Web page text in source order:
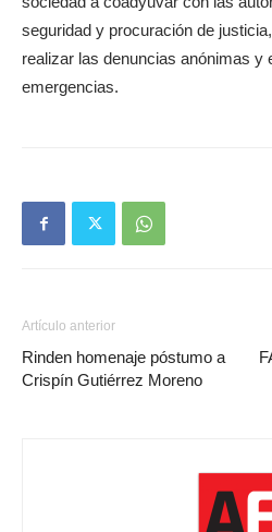
seguridad y procuración de
realizar las denuncias anónimas y
emergencias.
Artículo anterior
Rinden homenaje póstumo a
Crispín Gutiérrez Moreno